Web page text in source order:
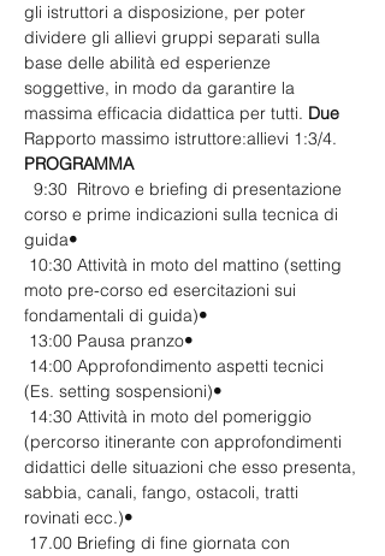
gli istruttori a disposizione, per poter
dividere gli allievi gruppi separati sulla
base delle abilità ed esperienze
soggettive, in modo da garantire la
massima efficacia didattica per tutti. Due
Rapporto massimo istruttore:allievi 1:3/4.
PROGRAMMA
9:30  Ritrovo e briefing di presentazione
corso e prime indicazioni sulla tecnica di
guida•
10:30 Attività in moto del mattino (setting
moto pre-corso ed esercitazioni sui
fondamentali di guida)•
13:00 Pausa pranzo•
14:00 Approfondimento aspetti tecnici
(Es. setting sospensioni)•
14:30 Attività in moto del pomeriggio
(percorso itinerante con approfondimenti
didattici delle situazioni che esso presenta,
sabbia, canali, fango, ostacoli, tratti
rovinati ecc.)•
17.00 Briefing di fine giornata con